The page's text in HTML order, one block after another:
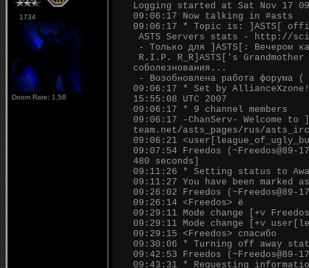
1734
Doom Rate: 1.58
Logging started at Sat Nov 17
09:06:17 Now talking in #asts
09:06:17 * Topic is: ]ASTS[
ASTS Servers stats - http://
- Только для ]ASTS[: Вечером
R.I.P. R_R]ASTS['s
соболезнования...
- Возобновлена работа
09:06:17 * Set by
15:55:08 UTC 2007
09:06:17 * 9 channel members
09:06:17 -ChanServ- Welcome
team.net/asts_pages/rus/
09:06:21
09:07:54 Freedos
480 seconds]
09:11:26 * Setting status to
09:11:27 You have been marked
09:26:02 Freedos
09:26:14 <Freedos> ё
09:29:11 Mode change [+v
09:29:11 Mode change [+v
09:29:15 <Freedos> спасибо
09:30:06 * Turning off away
09:42:53 Freedos
09:43:31 * Requesting